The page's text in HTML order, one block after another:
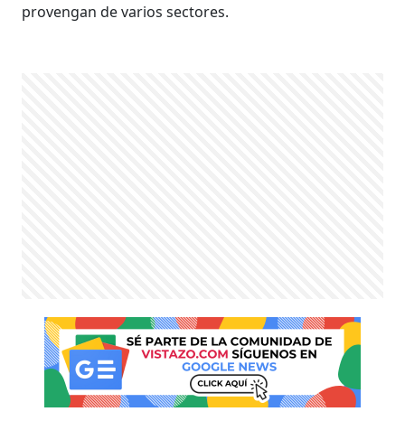
provengan de varios sectores.